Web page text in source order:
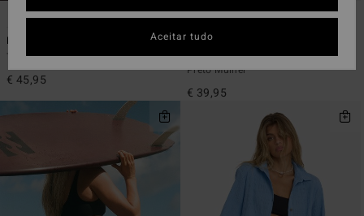
Laura Flip Tide
Top de praia Preto Mulher
€ 45,95
1 ECO
Laura Twisted Sun Aruba
Parte de baixo de biquíni cavada
Preto Mulher
€ 39,95
Aceitar tudo